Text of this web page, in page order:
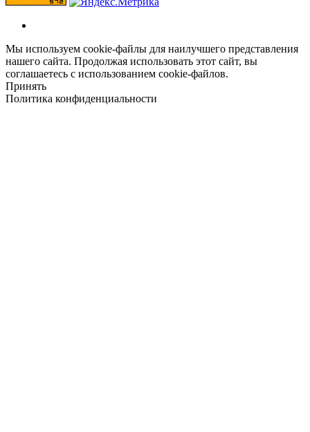
Мы используем cookie-файлы для наилучшего представления
нашего сайта. Продолжая использовать этот сайт, вы
соглашаетесь с использованием cookie-файлов.
Принять
Политика конфиденциальности